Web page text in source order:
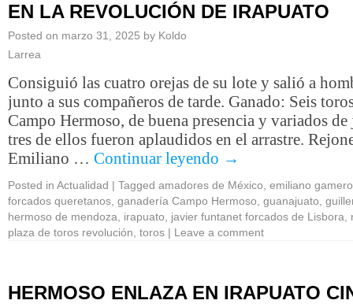
EN LA REVOLUCIÓN DE IRAPUATO
Posted on marzo 31, 2025 by Koldo
Larrea
Consiguió las cuatro orejas de su lote y salió a
junto a sus compañeros de tarde. Ganado: Seis
Campo Hermoso, de buena presencia y variados
tres de ellos fueron aplaudidos en el arrastre.
Emiliano … Continuar leyendo →
Posted in Actualidad | Tagged amadores de México emiliano gamero
forcados queretanos ganadería Campo Hermoso guanajuato
hermoso de mendoza
irapuato javier funtanet forcados de Lisbora
plaza de toros revolución toros | Leave a comment
HERMOSO ENLAZA EN IRAPUATO